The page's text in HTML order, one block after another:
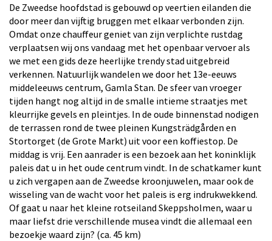
De Zweedse hoofdstad is gebouwd op veertien eilanden die
door meer dan vijftig bruggen met elkaar verbonden zijn.
Omdat onze chauffeur geniet van zijn verplichte rustdag
verplaatsen wij ons vandaag met het openbaar vervoer als
we met een gids deze heerlijke trendy stad uitgebreid
verkennen. Natuurlijk wandelen we door het 13e-eeuws
middeleeuws centrum, Gamla Stan. De sfeer van vroeger
tijden hangt nog altijd in de smalle intieme straatjes met
kleurrijke gevels en pleintjes. In de oude binnenstad nodigen
de terrassen rond de twee pleinen Kungsträdgården en
Stortorget (de Grote Markt) uit voor een koffiestop. De
middag is vrij. Een aanrader is een bezoek aan het koninklijk
paleis dat u in het oude centrum vindt. In de schatkamer kunt
u zich vergapen aan de Zweedse kroonjuwelen, maar ook de
wisseling van de wacht voor het paleis is erg indrukwekkend.
Of gaat u naar het kleine rotseiland Skeppsholmen, waar u
maar liefst drie verschillende musea vindt die allemaal een
bezoekje waard zijn? (ca. 45 km)
Gamla Stan in Stockholm